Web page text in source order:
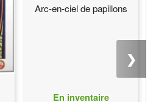
Arc-en-ciel de papillons
En inventaire
❯